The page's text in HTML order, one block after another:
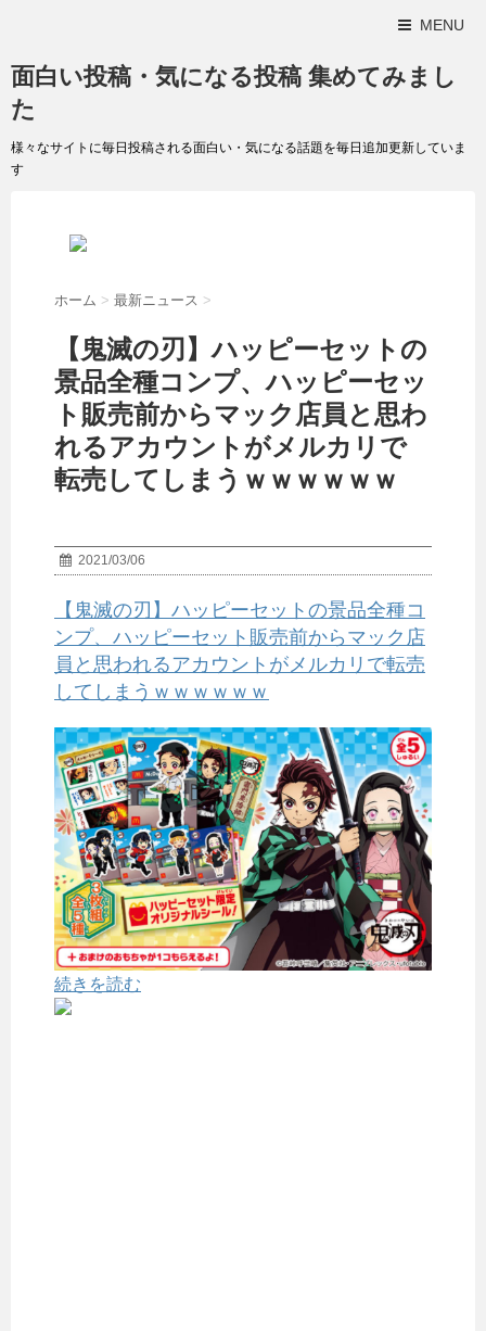
MENU
面白い投稿・気になる投稿 集めてみまし
た
様々なサイトに毎日投稿される面白い・気になる話題を毎日追加更新していま
す
ホーム > 最新ニュース >
【鬼滅の刃】ハッピーセットの
景品全種コンプ、ハッピーセッ
ト販売前からマック店員と思わ
れるアカウントがメルカリで
転売してしまうｗｗｗｗｗｗ
2021/03/06
【鬼滅の刃】ハッピーセットの景品全種コ
ンプ、ハッピーセット販売前からマック店
員と思われるアカウントがメルカリで転売
してしまうｗｗｗｗｗｗ
続きを読む